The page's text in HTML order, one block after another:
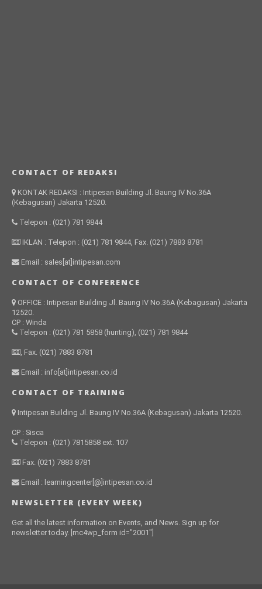
CONTACT OF REDAKSI
KONTAK REDAKSI : Intipesan Building Jl. Baung IV No.36A
(Kebagusan) Jakarta 12520.
Telepon : (021) 781 9844
IKLAN : Telepon : (021) 781 9844, Fax. (021) 7883 8781
Email : sales[at]intipesan.com
CONTACT OF CONFERENCE
OFFICE : Intipesan Building Jl. Baung IV No.36A (Kebagusan) Jakarta
12520.
CP : Winda
Telepon : (021) 781 5858 (hunting), (021) 781 9844
, Fax. (021) 7883 8781
Email : info[at]intipesan.co.id
CONTACT OF TRAINING
Intipesan Building Jl. Baung IV No.36A (Kebagusan) Jakarta 12520.
CP : Sisca
Telepon : (021) 7815858 ext. 107
Fax. (021) 7883 8781
Email : learningcenter[@]intipesan.co.id
NEWSLETTER (EVERY WEEK)
Get all the latest information on Events, and News. Sign up for
newsletter today. [mc4wp_form id="2001"]